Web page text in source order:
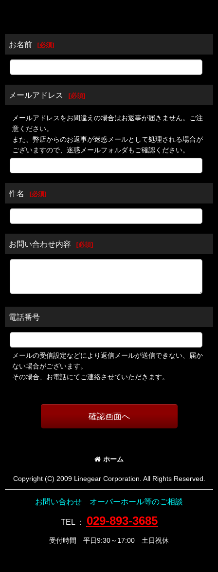
お名前 [必須]
メールアドレス [必須]
メールアドレスをお間違えの場合はお返事が届きません。ご注
意ください。
また、弊店からのお返事が迷惑メールとして処理される場合が
ございますので、迷惑メールフォルダもご確認ください。
件名 [必須]
お問い合わせ内容 [必須]
電話番号
メールの受信設定などにより返信メールが送信できない、届か
ない場合がございます。
その場合、お電話にてご連絡させていただきます。
確認画面へ
ホーム
Copyright (C) 2009 Linegear Corporation. All Rights Reserved.
お問い合わせ オーバーホール等のご相談
TEL： 029-893-3685
受付時間 平日9:30～17:00 土日祝休